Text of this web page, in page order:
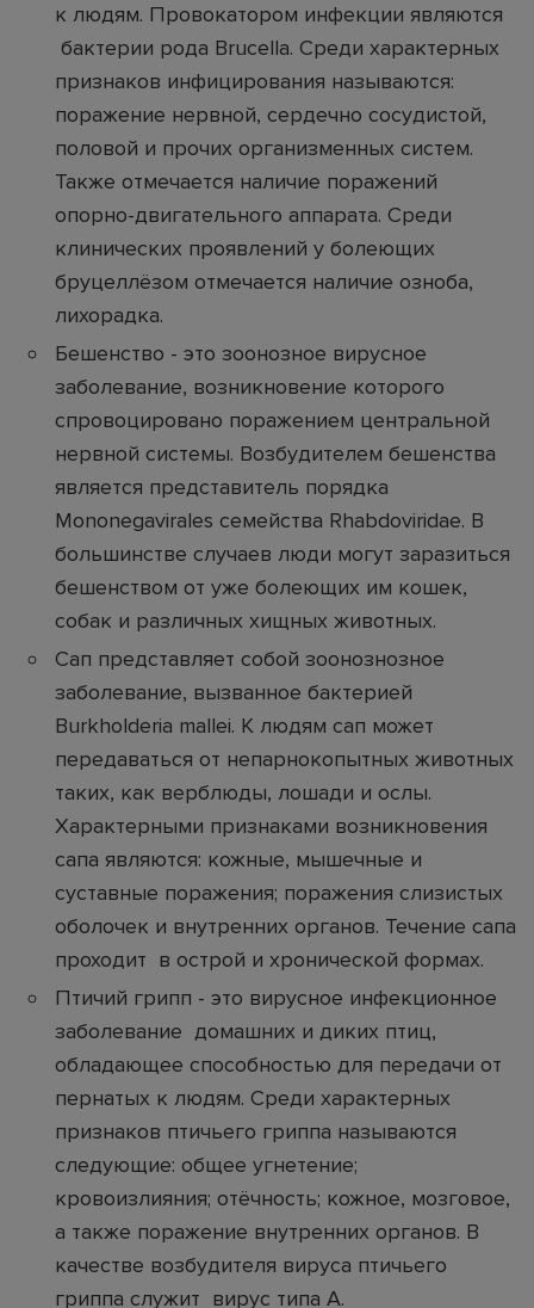
к людям. Провокатором инфекции являются
бактерии рода Brucella. Среди характерных
признаков инфицирования называются:
поражение нервной, сердечно сосудистой,
половой и прочих организменных систем.
Также отмечается наличие поражений
опорно-двигательного аппарата. Среди
клинических проявлений у болеющих
бруцеллёзом отмечается наличие озноба,
лихорадка.
Бешенство - это зоонозное вирусное
заболевание, возникновение которого
спровоцировано поражением центральной
нервной системы. Возбудителем бешенства
является представитель порядка
Mononegavirales семейства Rhabdoviridae. В
большинстве случаев люди могут заразиться
бешенством от уже болеющих им кошек,
собак и различных хищных животных.
Сап представляет собой зоонознозное
заболевание, вызванное бактерией
Burkholderia mallei. К людям сап может
передаваться от непарнокопытных животных
таких, как верблюды, лошади и ослы.
Характерными признаками возникновения
сапа являются: кожные, мышечные и
суставные поражения; поражения слизистых
оболочек и внутренних органов. Течение сапа
проходит в острой и хронической формах.
Птичий грипп - это вирусное инфекционное
заболевание домашних и диких птиц,
обладающее способностью для передачи от
пернатых к людям. Среди характерных
признаков птичьего гриппа называются
следующие: общее угнетение;
кровоизлияния; отёчность; кожное, мозговое,
а также поражение внутренних органов. В
качестве возбудителя вируса птичьего
гриппа служит вирус типа А.